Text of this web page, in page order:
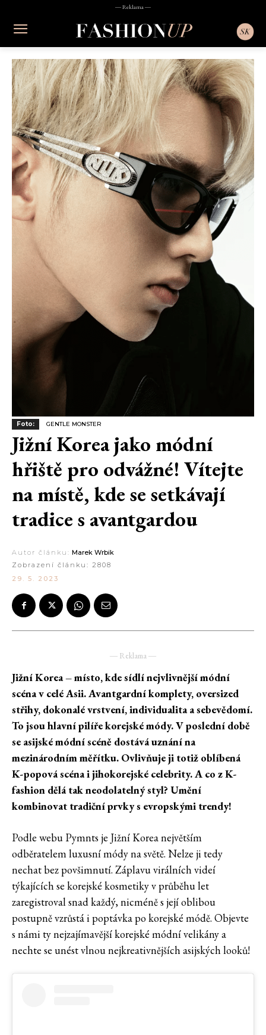
― Reklama ―
Foto: GENTLE MONSTER
Jižní Korea jako módní
hřiště pro odvážné! Vítejte
na místě, kde se setkávají
tradice s avantgardou
Autor článku: Marek Wrbik
Zobrazení článku: 2808
29. 5. 2023
― Reklama ―
Jižní Korea – místo, kde sídlí nejvlivnější módní
scéna v celé Asii. Avantgardní komplety, oversized
střihy, dokonalé vrstvení, individualita a sebevědomí.
To jsou hlavní pilíře korejské módy. V poslední době
se asijské módní scéně dostává uznání na
mezinárodním měřítku. Ovlivňuje ji totiž oblíbená
K-popová scéna i jihokorejské celebrity. A co z K-
fashion dělá tak neodolatelný styl? Umění
kombinovat tradiční prvky s evropskými trendy!
Podle webu Pymnts je Jižní Korea největším
odběratelem luxusní módy na světě. Nelze ji tedy
nechat bez povšimnutí. Záplavu virálních videí
týkajících se korejské kosmetiky v průběhu let
zaregistroval snad každý, nicméně s její oblibou
postupně vzrůstá i poptávka po korejské módě. Objevte
s námi ty nejzajímavější korejské módní velikány a
nechte se unést vlnou nejkreativnějších asijských looků!